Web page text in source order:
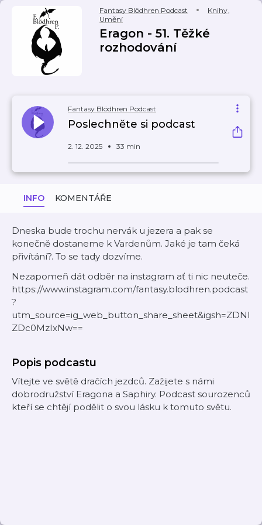
Fantasy Blödhren Podcast Knihy,
Umění
Eragon - 51. Těžké
rozhodování
Fantasy Blödhren Podcast
Poslechněte si podcast
2. 12. 2025 33 min
INFO KOMENTÁŘE
Dneska bude trochu nervák u jezera a pak se
konečně dostaneme k Vardenům. Jaké je tam čeká
přivítání?. To se tady dozvíme.
Nezapomeň dát odběr na instagram ať ti nic neuteče.
https://www.instagram.com/fantasy.blodhren.podcast
?
utm_source=ig_web_button_share_sheet&igsh=ZDNl
ZDc0MzIxNw==
Popis podcastu
Vítejte ve světě dračích jezdců. Zažijete s námi
dobrodružství Eragona a Saphiry. Podcast sourozenců
kteří se chtějí podělit o svou lásku k tomuto světu.